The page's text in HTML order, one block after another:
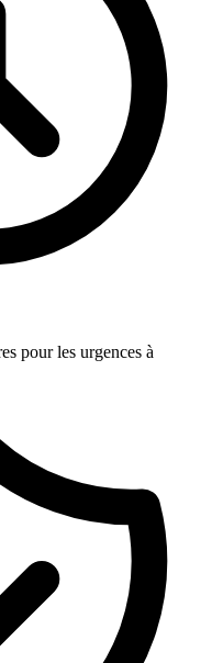
pour les urgences à